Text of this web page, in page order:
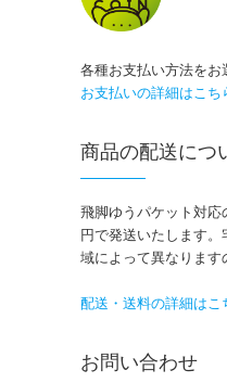
各種お支払い方法をお
お支払いの詳細はこち
商品の配送につ
飛脚ゆうパケット対
円で発送いたします
域によって異なります
配送・送料の詳細はこ
お問い合わせ